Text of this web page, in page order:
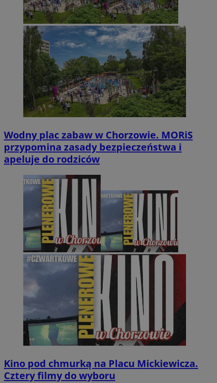
Wodny plac zabaw w Chorzowie. MORiS
przypomina zasady bezpieczeństwa i
apeluje do rodziców
Kino pod chmurką na Placu Mickiewicza.
Cztery filmy do wyboru